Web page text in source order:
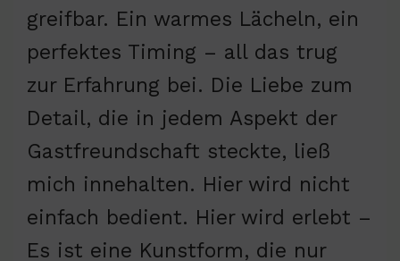
greifbar. Ein warmes Lächeln, ein
perfektes Timing – all das trug
zur Erfahrung bei. Die Liebe zum
Detail, die in jedem Aspekt der
Gastfreundschaft steckte, ließ
mich innehalten. Hier wird nicht
einfach bedient. Hier wird erlebt –
Es ist eine Kunstform, die nur